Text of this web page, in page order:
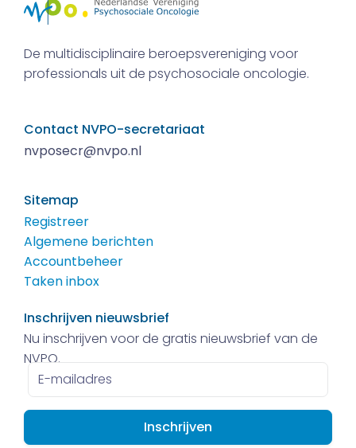
De multidisciplinaire beroepsvereniging voor
professionals uit de psychosociale oncologie.
Contact NVPO-secretariaat
nvposecr@nvpo.nl
Sitemap
Registreer
Algemene berichten
Accountbeheer
Taken inbox
Inschrijven nieuwsbrief
Nu inschrijven voor de gratis nieuwsbrief van de
NVPO.
E-
mailadres